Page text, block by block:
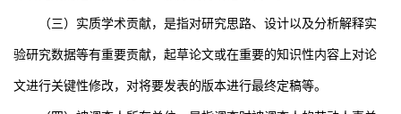
（三）实质学术贡献，是指对研究思路、设计以及分析解释实
验研究数据等有重要贡献，起草论文或在重要的知识性内容上对论
文进行关键性修改，对将要发表的版本进行最终定稿等。